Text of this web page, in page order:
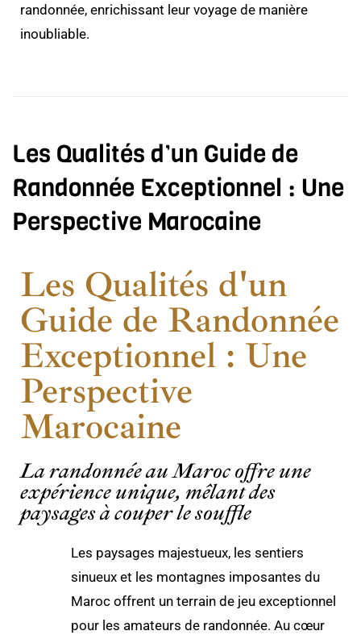
randonnée, enrichissant leur voyage de manière
inoubliable.
Les Qualités d’un Guide de
Randonnée Exceptionnel : Une
Perspective Marocaine
Les Qualités d'un
Guide de Randonnée
Exceptionnel : Une
Perspective
Marocaine
La randonnée au Maroc offre une
expérience unique, mêlant des
paysages à couper le souffle
Les paysages majestueux, les sentiers
sinueux et les montagnes imposantes du
Maroc offrent un terrain de jeu exceptionnel
pour les amateurs de randonnée. Au cœur